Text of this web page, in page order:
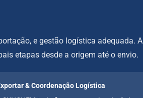
e gestão logística adequada. A
etapas desde a origem até o envio.
& Coordenação Logística